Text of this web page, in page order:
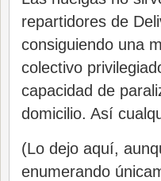
repartidores de
consiguiendo una
colectivo
capacidad de
domicilio. Así
(Lo dejo aquí,
enumerando